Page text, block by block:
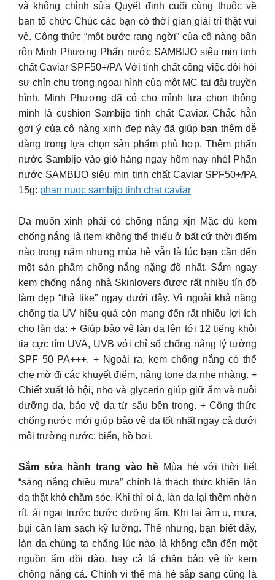
và không chỉnh sửa Quyết định cuối cùng thuộc về
ban tổ chức Chúc các bạn có thời gian giải trí thật vui
vẻ. Công thức “một bước rạng ngời” của cô nàng bận
rộn Minh Phương Phấn nước SAMBIJO siêu mịn tinh
chất Caviar SPF50+/PA Với tính chất công việc đòi hỏi
sự chỉn chu trong ngoại hình của một MC tại đài truyền
hình, Minh Phương đã có cho mình lựa chọn thông
minh là cushion Sambijo tinh chất Caviar. Chắc hẳn
gợi ý của cô nàng xinh đẹp này đã giúp bạn thêm dễ
dàng trong lựa chọn sản phẩm phù hợp. Thêm phấn
nước Sambijo vào giỏ hàng ngay hôm nay nhé! Phấn
nước SAMBIJO siêu mịn tinh chất Caviar SPF50+/PA
15g: phan nuoc sambijo tinh chat caviar
Da muốn xinh phải có chống nắng xịn Mặc dù kem
chống nắng là item không thể thiếu ở bất cứ thời điểm
nào trong năm nhưng mùa hè vẫn là lúc bạn cần đến
một sản phẩm chống nắng nặng đô nhất. Sắm ngay
kem chống nắng nhà Skinlovers được rất nhiều tín đồ
làm đẹp “thả like” ngay dưới đây. Vì ngoài khả năng
chống tia UV hiệu quả còn mang đến rất nhiều lợi ích
cho làn da: + Giúp bảo vệ làn da lên tới 12 tiếng khỏi
tia cực tím UVA, UVB với chỉ số chống nắng lý tưởng
SPF 50 PA+++. + Ngoài ra, kem chống nắng có thể
che mờ đi các khuyết điểm, nâng tone da nhẹ nhàng. +
Chiết xuất lô hội, nho và glycerin giúp giữ ẩm và nuôi
dưỡng da, bảo vệ da từ sâu bên trong. + Công thức
chống nước mới giúp bảo vệ da tốt nhất ngay cả dưới
môi trường nước: biển, hồ bơi.
Sắm sửa hành trang vào hè Mùa hè với thời tiết
“sáng nắng chiều mưa” chính là thách thức khiến làn
da thật khó chăm sóc. Khi thì oi ả, làn da lại thêm nhờn
rít, ái ngại trước bước dưỡng ẩm. Khi lại âm u, mưa,
bụi cần làm sạch kỹ lưỡng. Thế nhưng, bạn biết đấy,
làn da chúng ta chẳng lúc nào là không cần đến một
nguồn ẩm dồi dào, hay cả lá chắn bảo vệ từ kem
chống nắng cả. Chính vì thế mà hè sắp sang cũng là